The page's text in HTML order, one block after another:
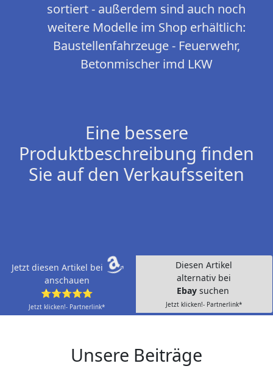
sortiert - außerdem sind auch noch
weitere Modelle im Shop erhältlich:
Baustellenfahrzeuge - Feuerwehr,
Betonmischer imd LKW
Eine bessere
Produktbeschreibung finden
Sie auf den Verkaufsseiten
Jetzt diesen Artikel bei
anschauen
⭐⭐⭐⭐⭐
Jetzt klicken!- Partnerlink*
Diesen Artikel
alternativ bei
Ebay suchen
Jetzt klicken!- Partnerlink*
Unsere Beiträge